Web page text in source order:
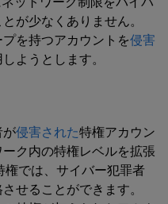
が少なくありません。
を持つアカウントを侵害
ようとします。
が侵害された特権アカウン
ク内の特権レベルを拡張
権では、サイバー犯罪者
せることができます。